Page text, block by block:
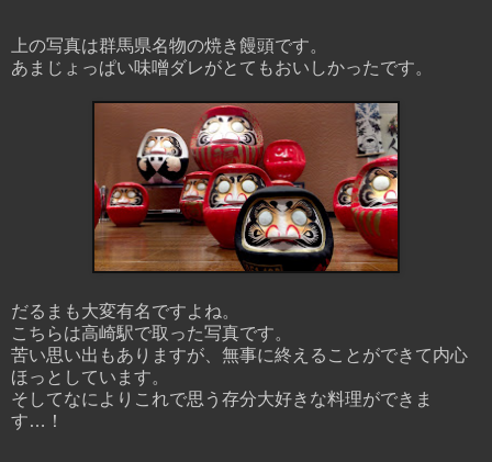
上の写真は群馬県名物の焼き饅頭です。
あまじょっぱい味噌ダレがとてもおいしかったです。
だるまも大変有名ですよね。
こちらは高崎駅で取った写真です。
苦い思い出もありますが、無事に終えることができて内心
ほっとしています。
そしてなによりこれで思う存分大好きな料理ができま
す…！